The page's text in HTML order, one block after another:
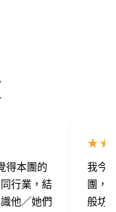
得本團的
行業，結
他／她們
我今
團，
般坊